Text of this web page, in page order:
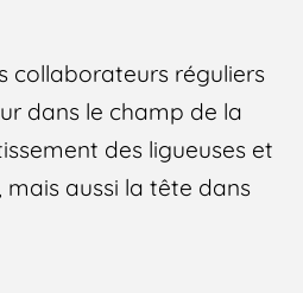
collaborateurs réguliers
dans le champ de la
des ligueuses et
mais aussi la tête dans